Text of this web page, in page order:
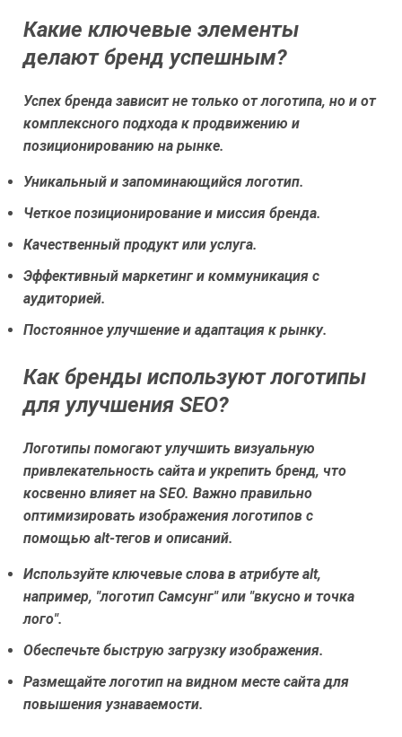
Какие ключевые элементы
делают бренд успешным?
Успех бренда зависит не только от логотипа, но и от
комплексного подхода к продвижению и
позиционированию на рынке.
Уникальный и запоминающийся логотип.
Четкое позиционирование и миссия бренда.
Качественный продукт или услуга.
Эффективный маркетинг и коммуникация с
аудиторией.
Постоянное улучшение и адаптация к рынку.
Как бренды используют логотипы
для улучшения SEO?
Логотипы помогают улучшить визуальную
привлекательность сайта и укрепить бренд, что
косвенно влияет на SEO. Важно правильно
оптимизировать изображения логотипов с
помощью alt-тегов и описаний.
Используйте ключевые слова в атрибуте alt,
например, "логотип Самсунг" или "вкусно и точка
лого".
Обеспечьте быструю загрузку изображения.
Размещайте логотип на видном месте сайта для
повышения узнаваемости.